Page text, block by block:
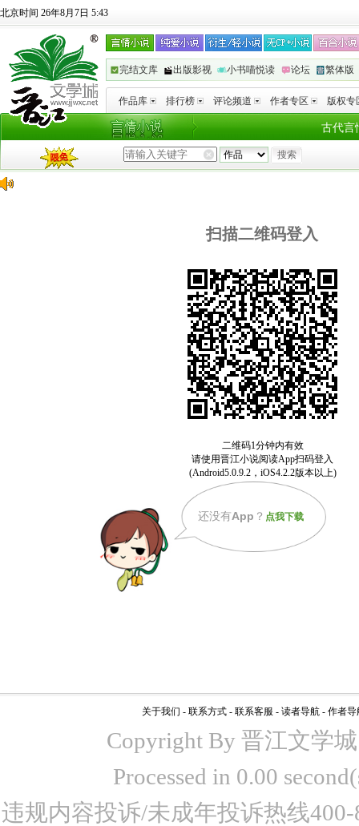
北京时间 26年8月7日 5:43
完结文库 出版影视 小书喵悦读 论坛 繁体版
作品库 排行榜 评论频道 作者专区 版权专
古代言
扫描二维码登入
还没有App ？ 点我下载
关于我们 - 联系方式 - 联系客服 - 读者导航 - 作者导
Copyright By 晋江文学
Processed in 0.00
违规内容投诉/未成年投诉热线